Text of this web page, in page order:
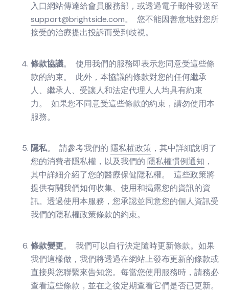
入口網站傳達給會員服務部，或透過電子郵件發送至
support@brightside.com。 您不能因善意地對您所
接受的治療提出投訴而受到歧視。
條款協議。 使用我們的服務即表示您同意受這些條
款的約束。 此外，本協議的條款對您的任何繼承
人、繼承人、受讓人和法定代理人人均具有約束
力。 如果您不同意受這些條款的約束，請勿使用本
服務。
隱私。 請參考我們的 隱私權政策 ，其中詳細說明了
您的消費者隱私權，以及我們的 隱私權慣例通知 ，
其中詳細介紹了您的醫療保健隱私權。 這些政策將
提供有關我們如何收集、使用和揭露您的資訊的資
訊。透過使用本服務，您承認並同意您的個人資訊受
我們的隱私權政策條款的約束。
條款變更。 我們可以自行決定隨時更新條款。如果
我們這樣做，我們將透過在網站上發布更新的條款或
直接與您聯繫來告知您。每當您使用服務時，請務必
查看這些條款，並在之後定期查看它們是否已更新。